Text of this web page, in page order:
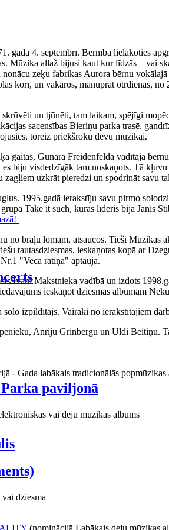
paviljonā
gada 4. septembrī. Bērnībā lielākoties
Mūzika allaž bijusi kaut kur līdzās – vai
zeķu fabrikas Aurora bērnu
korī, un vakaros, manuprāt otrdienās,
un tjūnēti, tam laikam, spējīgi
sacensības Bieriņu parka trasē,
toreiz priekšroku devu mūzikai.
gaitas, Gunāra Freidenfelda vadītajā
biju visdedzīgāk tam noskaņots. Tā
uzkrāt pieredzi un spodrināt savu
1995.gadā ierakstīju savu pirmo
Take it such, kuras līderis bija Jānis
brāļu lomām, atsaucos. Tieši Mūzikas
tautasdziesmas, ieskaņotas kopā ar
"Vecā ratiņa" aptaujā.
Ivara Makstnieka vadībā un izdots
ieskaņot dziesmas albumam
izpildītājs. Vairāki no ierakstītajiem
Anriju Grinbergu un Uldi Beitiņu.
- Gada labākais tradicionālās popmūzikas
vai deju mūzikas albums
dziesma
(nominācijā Labākais deju mūzikas